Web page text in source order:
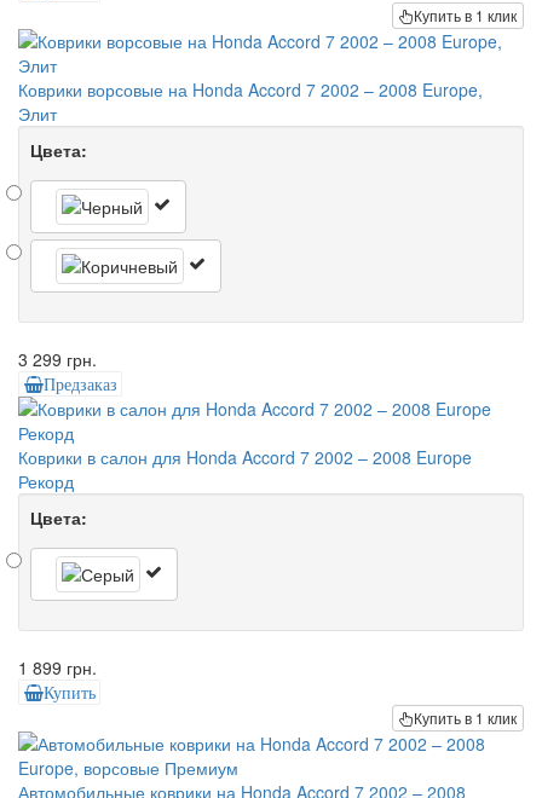
Купить в 1 клик
Коврики ворсовые на Honda Accord 7 2002 – 2008 Europe,
Элит
Цвета:
3 299 грн.
Предзаказ
Коврики в салон для Honda Accord 7 2002 – 2008 Europe
Рекорд
Цвета:
1 899 грн.
Купить
Купить в 1 клик
Автомобильные коврики на Honda Accord 7 2002 – 2008